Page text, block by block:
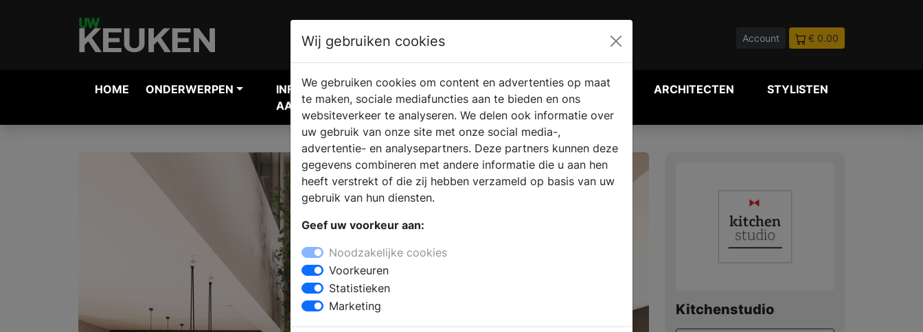
Account € 0.00
HOME ONDERWERPEN
INFORMATIE
AANVRAGEN
VERKOOPLOCATIE
VINDEN
WEBSHOP ARCHITECTEN STYLISTEN
Kitchenstudio
Wij gebruiken cookies
We gebruiken cookies om content en advertenties op maat
te maken, sociale mediafuncties aan te bieden en ons
websiteverkeer te analyseren. We delen ook informatie over
uw gebruik van onze site met onze social media-,
advertentie- en analysepartners. Deze partners kunnen deze
gegevens combineren met andere informatie die u aan hen
heeft verstrekt of die zij hebben verzameld op basis van uw
gebruik van hun diensten.
Geef uw voorkeur aan:
Noodzakelijke cookies
Voorkeuren
Statistieken
Marketing